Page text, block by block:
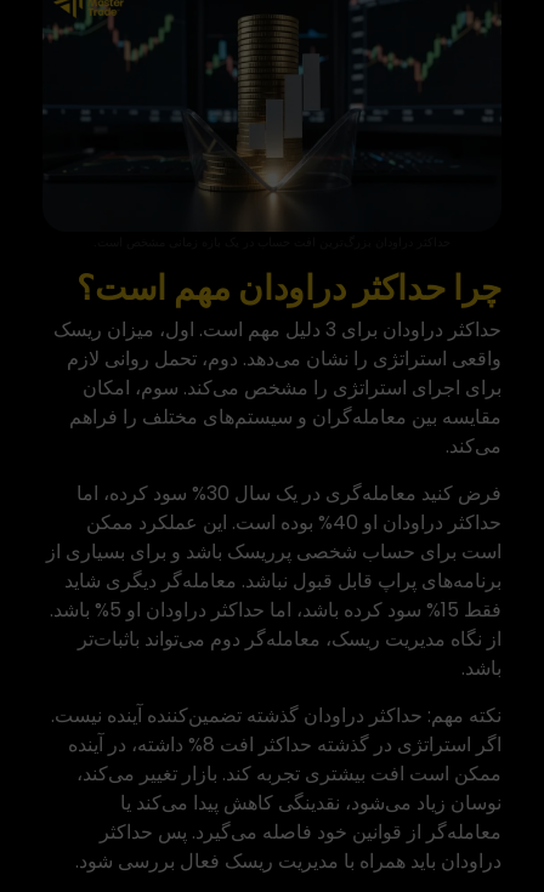
چرا حداکثر دراودان مهم است؟
حداکثر دراودان برای 3 دلیل مهم است. اول، میزان ریسک
واقعی استراتژی را نشان می‌دهد. دوم، تحمل روانی لازم
برای اجرای استراتژی را مشخص می‌کند. سوم، امکان
مقایسه بین معامله‌گران و سیستم‌های مختلف را فراهم
می‌کند.
فرض کنید معامله‌گری در یک سال 30% سود کرده، اما
حداکثر دراودان او 40% بوده است. این عملکرد ممکن
است برای حساب شخصی پرریسک باشد و برای بسیاری از
برنامه‌های پراپ قابل قبول نباشد. معامله‌گر دیگری شاید
فقط 15% سود کرده باشد، اما حداکثر دراودان او 5% باشد.
از نگاه مدیریت ریسک، معامله‌گر دوم می‌تواند باثبات‌تر
باشد.
نکته مهم: حداکثر دراودان گذشته تضمین‌کننده آینده نیست.
اگر استراتژی در گذشته حداکثر افت 8% داشته، در آینده
ممکن است افت بیشتری تجربه کند. بازار تغییر می‌کند،
نوسان زیاد می‌شود، نقدینگی کاهش پیدا می‌کند یا
معامله‌گر از قوانین خود فاصله می‌گیرد. پس حداکثر
دراودان باید همراه با مدیریت ریسک فعال بررسی شود.